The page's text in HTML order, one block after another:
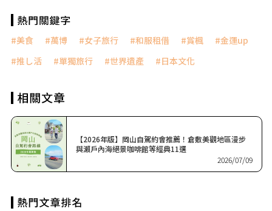
美食 萬博 女子旅行 和服租借 賞楓
金運up
推し活
單獨旅行 世界遺產 日本文化
【2026年版】岡山自駕約會推薦！倉敷美觀地區漫步
與瀨戶內海絕景咖啡館等經典11選
2026/07/09